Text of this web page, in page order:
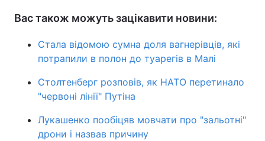
Вас також можуть зацікавити новини:
Стала відомою сумна доля вагнерівців, які
потрапили в полон до туарегів в Малі
Столтенберг розповів, як НАТО перетинало
"червоні лінії" Путіна
Лукашенко пообіцяв мовчати про "зальотні"
дрони і назвав причину